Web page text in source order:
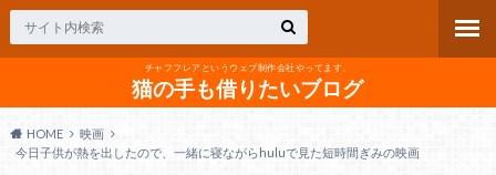
チャフフレアというウェブ制作会社やってます。
猫の手も借りたいブログ
HOME
映画
今日子供が熱を出したので、一緒に寝ながらhuluで見た短時間ぎみの映画